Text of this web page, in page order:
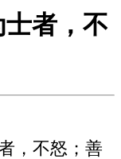
士者，不
，不怒；善